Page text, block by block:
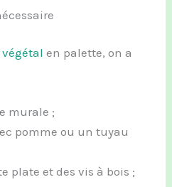
en palette, on a
murale ;
pomme ou un tuyau
plate et des vis à bois ;